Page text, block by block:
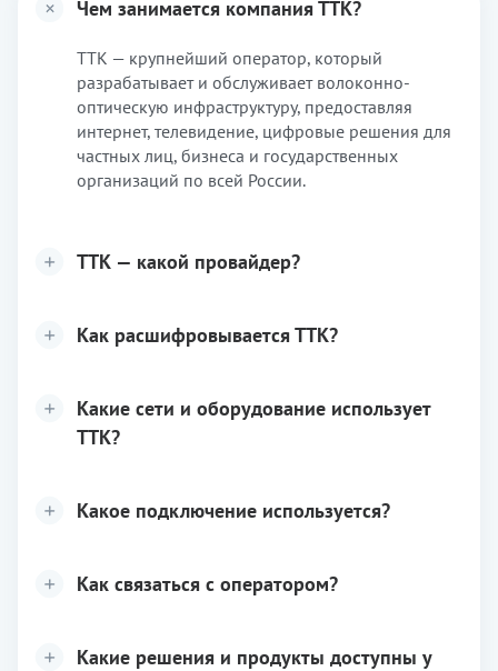
Чем занимается компания ТТК?
ТТК — крупнейший оператор, который
разрабатывает и обслуживает волоконно-
оптическую инфраструктуру, предоставляя
интернет, телевидение, цифровые решения для
частных лиц, бизнеса и государственных
организаций по всей России.
ТТК — какой провайдер?
Как расшифровывается ТТК?
Какие сети и оборудование использует
ТТК?
Какое подключение используется?
Как связаться с оператором?
Какие решения и продукты доступны у